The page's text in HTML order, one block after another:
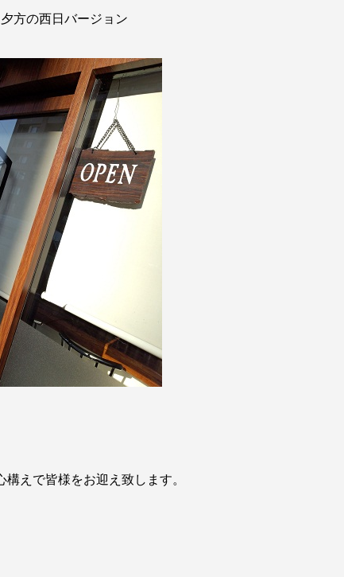
方の西日バージョン
えで皆様をお迎え致します。